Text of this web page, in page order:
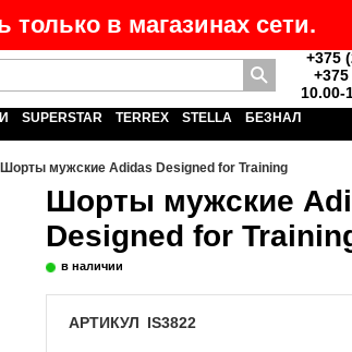
в магазинах сети.
+375
SUPERSTAR TERREX STELLA БЕЗНАЛ
Шорты мужские Adidas Designed for Training
Шорты мужские
Designed for
в наличии
АРТИКУЛ IS3822